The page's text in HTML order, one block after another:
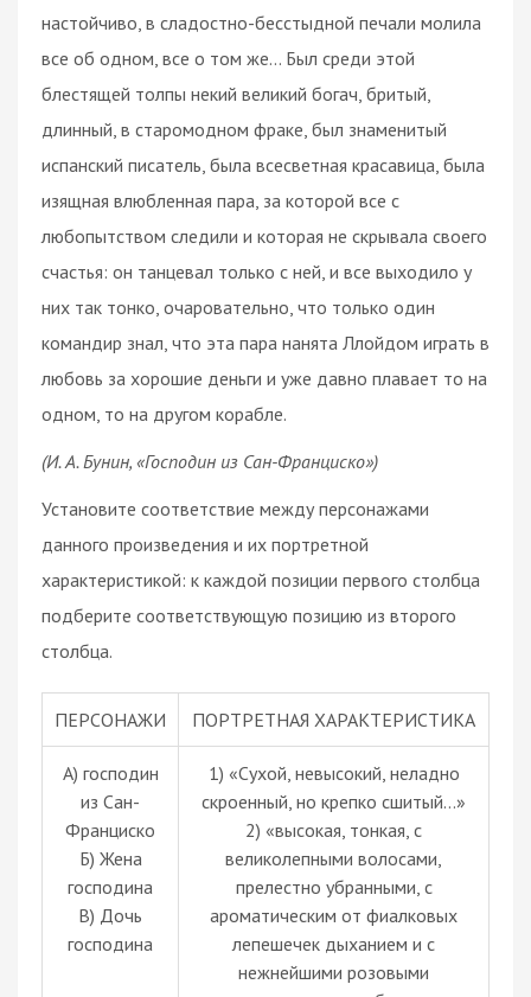
настойчиво, в сладостно-бесстыдной печали молила
все об одном, все о том же... Был среди этой
блестящей толпы некий великий богач, бритый,
длинный, в старомодном фраке, был знаменитый
испанский писатель, была всесветная красавица, была
изящная влюбленная пара, за которой все с
любопытством следили и которая не скрывала своего
счастья: он танцевал только с ней, и все выходило у
них так тонко, очаровательно, что только один
командир знал, что эта пара нанята Ллойдом играть в
любовь за хорошие деньги и уже давно плавает то на
одном, то на другом корабле.
(И. А. Бунин, «Господин из Сан-Франциско»)
Установите соответствие между персонажами
данного произведения и их портретной
характеристикой: к каждой позиции первого столбца
подберите соответствующую позицию из второго
столбца.
ПЕРСОНАЖИ ПОРТРЕТНАЯ ХАРАКТЕРИСТИКА
А) господин
из Сан-
Франциско
Б) Жена
господина
В) Дочь
господина
1) «Сухой, невысокий, неладно
скроенный, но крепко сшитый…»
2) «высокая, тонкая, с
великолепными волосами,
прелестно убранными, с
ароматическим от фиалковых
лепешечек дыханием и с
нежнейшими розовыми